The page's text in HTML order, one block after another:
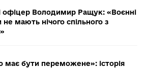
офіцер Володимир Ращук: «Воєнні
мають нічого спільного з
має бути переможене»: історія